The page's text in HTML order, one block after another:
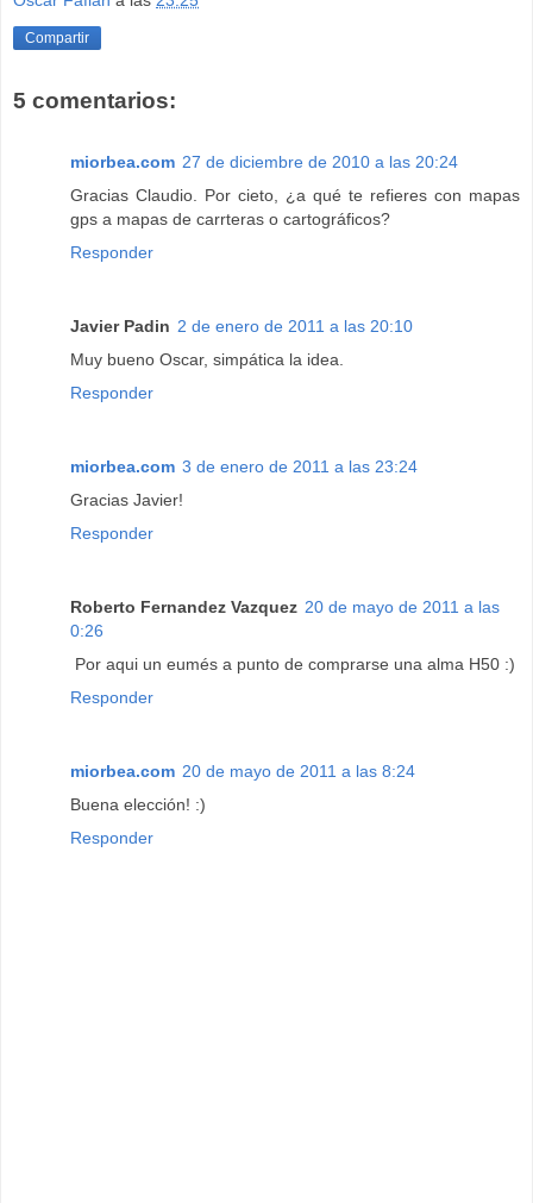
Compartir
5 comentarios:
miorbea.com 27 de diciembre de 2010 a las 20:24
Gracias Claudio. Por cieto, ¿a qué te refieres con mapas
gps a mapas de carrteras o cartográficos?
Responder
Javier Padin 2 de enero de 2011 a las 20:10
Muy bueno Oscar, simpática la idea.
Responder
miorbea.com 3 de enero de 2011 a las 23:24
Gracias Javier!
Responder
Roberto Fernandez Vazquez 20 de mayo de 2011 a las
0:26
Por aqui un eumés a punto de comprarse una alma H50 :)
Responder
miorbea.com 20 de mayo de 2011 a las 8:24
Buena elección! :)
Responder